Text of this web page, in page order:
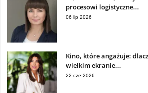
procesowi logistyczne...
06 lip 2026
Kino, które angażuje:
wielkim ekranie...
22 cze 2026